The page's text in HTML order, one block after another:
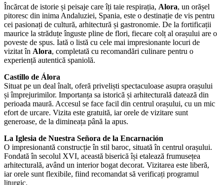
Încărcat de istorie și peisaje care îți taie respirația, Alora, un orășel
pitoresc din inima Andaluziei, Spania, este o destinație de vis pentru
cei pasionați de cultură, arhitectură și gastronomie. De la fortificații
maurice la străduțe înguste pline de flori, fiecare colț al orașului are o
poveste de spus. Iată o listă cu cele mai impresionante locuri de
vizitat în Alora, completată cu recomandări culinare pentru o
experiență autentică spaniolă.
Castillo de Álora
Situat pe un deal înalt, oferă priveliști spectaculoase asupra orașului
și împrejurimilor. Importanța sa istorică și arhitecturală datează din
perioada maură. Accesul se face facil din centrul orașului, cu un mic
efort de urcare. Vizita este gratuită, iar orele de vizitare sunt
generoase, de la dimineața până la apus.
La Iglesia de Nuestra Señora de la Encarnación
O impresionantă construcție în stil baroc, situată în centrul orașului.
Fondată în secolul XVI, această biserică își etalează frumusețea
arhitecturală, având un interior bogat decorat. Vizitarea este liberă,
iar orele sunt flexibile, fiind recomandat să verificați programul
liturgic.